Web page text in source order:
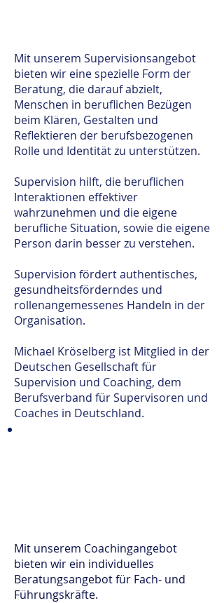
Mit unserem Supervisionsangebot
bieten wir eine spezielle Form der
Beratung, die darauf abzielt,
Menschen in beruflichen Bezügen
beim Klären, Gestalten und
Reflektieren der berufsbezogenen
Rolle und Identität zu unterstützen.
Supervision hilft, die beruflichen
Interaktionen effektiver
wahrzunehmen und die eigene
berufliche Situation, sowie die eigene
Person darin besser zu verstehen.
Supervision fördert authentisches,
gesundheitsförderndes und
rollenangemessenes Handeln in der
Organisation.
Michael Kröselberg ist Mitglied in der
Deutschen Gesellschaft für
Supervision und Coaching, dem
Berufsverband für Supervisoren und
Coaches in Deutschland.
Mit unserem Coachingangebot
bieten wir ein individuelles
Beratungsangebot für Fach- und
Führungskräfte.